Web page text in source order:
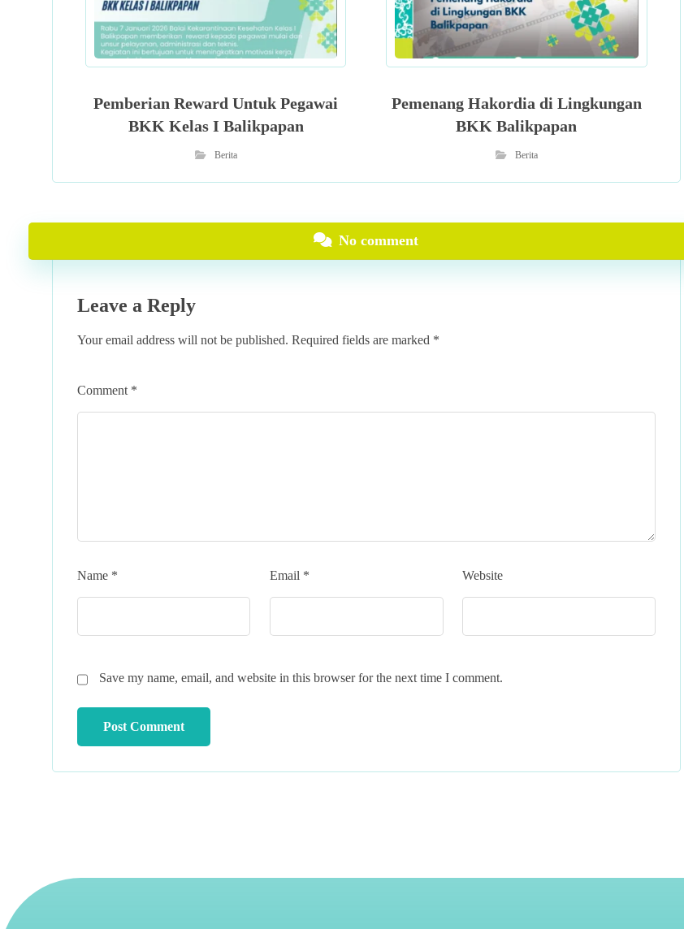
Pemberian Reward Untuk Pegawai
BKK Kelas I Balikpapan
Berita
Pemenang Hakordia di Lingkungan
BKK Balikpapan
Berita
No comment
Leave a Reply
Your email address will not be published. Required fields are marked *
Comment *
Name * Email * Website
Save my name, email, and website in this browser for the next time I comment.